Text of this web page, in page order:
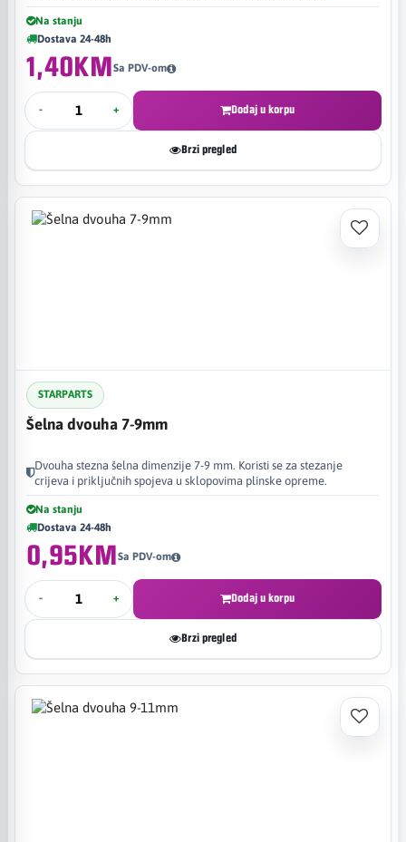
Na stanju
Dostava 24-48h
1,40KMSa PDV-om
- + Dodaj u korpu
Brzi pregled
STARPARTS
Šelna dvouha 7-9mm
Dvouha stezna šelna dimenzije 7-9 mm. Koristi se za stezanje
crijeva i priključnih spojeva u sklopovima plinske opreme.
Na stanju
Dostava 24-48h
0,95KMSa PDV-om
- + Dodaj u korpu
Brzi pregled